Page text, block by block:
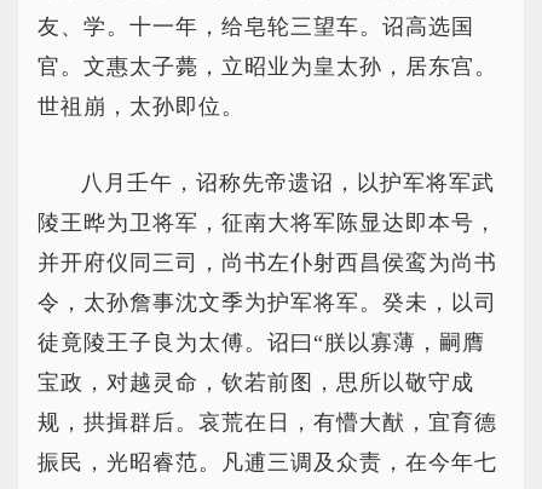
友、学。十一年，给皂轮三望车。诏高选国
官。文惠太子薨，立昭业为皇太孙，居东宫。
世祖崩，太孙即位。
八月壬午，诏称先帝遗诏，以护军将军武
陵王晔为卫将军，征南大将军陈显达即本号，
并开府仪同三司，尚书左仆射西昌侯鸾为尚书
令，太孙詹事沈文季为护军将军。癸未，以司
徒竟陵王子良为太傅。诏曰“朕以寡薄，嗣膺
宝政，对越灵命，钦若前图，思所以敬守成
规，拱揖群后。哀荒在日，有懵大猷，宜育德
振民，光昭睿范。凡逋三调及众责，在今年七